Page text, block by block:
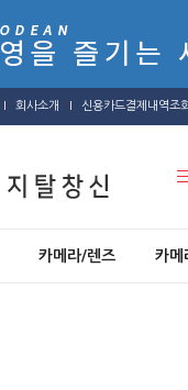
회사소개 신용카드결제내역조회
카메라/렌즈 카메